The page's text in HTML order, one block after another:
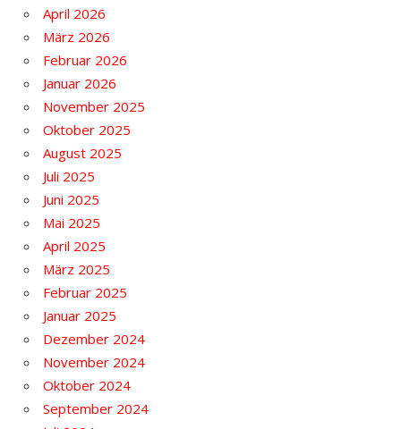
April 2026
März 2026
Februar 2026
Januar 2026
November 2025
Oktober 2025
August 2025
Juli 2025
Juni 2025
Mai 2025
April 2025
März 2025
Februar 2025
Januar 2025
Dezember 2024
November 2024
Oktober 2024
September 2024